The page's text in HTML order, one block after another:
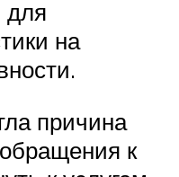
для
на
причина
к